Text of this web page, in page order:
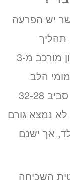
יש הפרעה
התפתחות לב העובר במהלך ההיריון מורכב מ-3
הלב
המולדים מתרחשים בשלב השלישי סביב 32-28
נמצא גורם
אך ישנם
השכיחה